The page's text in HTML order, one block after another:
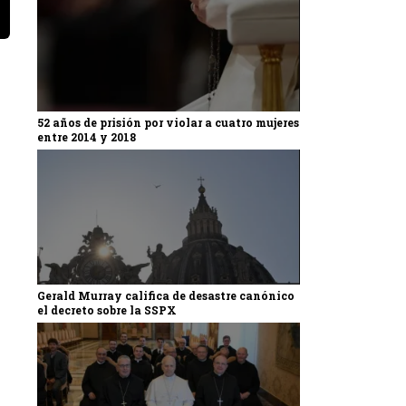
52 años de prisión por violar a cuatro mujeres
entre 2014 y 2018
Gerald Murray califica de desastre canónico
el decreto sobre la SSPX